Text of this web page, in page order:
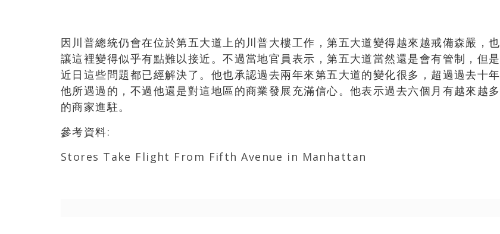
因川普總統仍會在位於第五大道上的川普大樓工作，第五大道變得越來越戒備森嚴，也
讓這裡變得似乎有點難以接近。不過當地官員表示，第五大道當然還是會有管制，但是
近日這些問題都已經解決了。他也承認過去兩年來第五大道的變化很多，超過過去十年
他所遇過的，不過他還是對這地區的商業發展充滿信心。他表示過去六個月有越來越多
的商家進駐。
參考資料:
Stores Take Flight From Fifth Avenue in Manhattan